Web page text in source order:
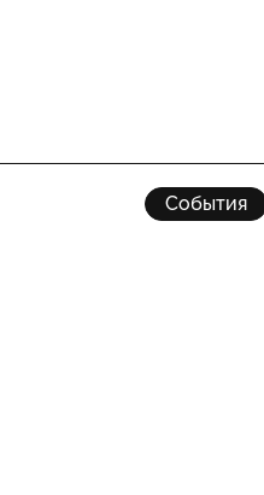
События